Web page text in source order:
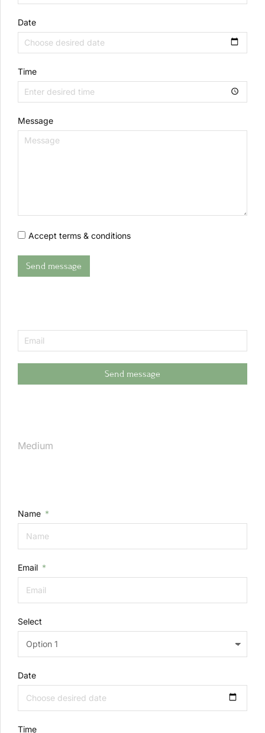
Date
Time
Message
Accept terms & conditions
Send message
Send message
Medium
Name
Email
Select
Date
Time